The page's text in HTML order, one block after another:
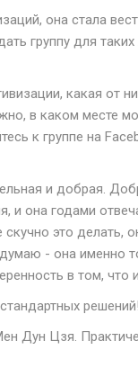
она стала
группу для
какая от
в каком месте
к группе на
и добрая.
и она годами
это
думаю - она именно
в том,
решений!
Дун Цзя.